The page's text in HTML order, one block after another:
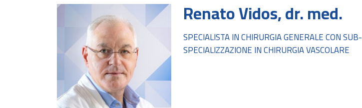
Renato Vidos, dr. med.
SPECIALISTA IN CHIRURGIA GENERALE CON SUB-
SPECIALIZZAZIONE IN CHIRURGIA VASCOLARE